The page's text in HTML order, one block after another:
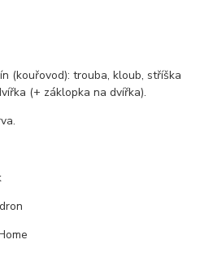
(kouřovod): trouba, kloub, stříška
(+ záklopka na dvířka).